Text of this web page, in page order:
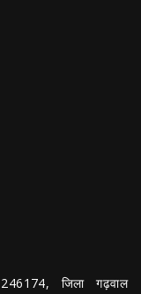
246174, जिला गढ़वाल